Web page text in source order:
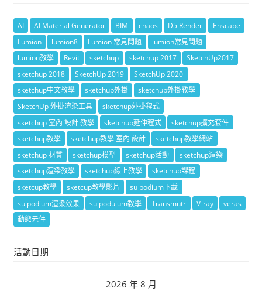
AI AI Material Generator BIM chaos D5 Render
Enscape
Lumion
lumion8 Lumion 常見問題
lumion常見問題
lumion教學
Revit sketchup sketchup 2017
SketchUp2017
sketchup 2018
SketchUp 2019
SketchUp 2020
sketchup中文教學
sketchup外掛
sketchup外掛教學
SketchUp 外掛渲染工具
sketchup外掛程式
sketchup 室內 設計 教學
sketchup延伸程式
sketchup擴充套件
sketchup教學
sketchup教學 室內 設計
sketchup教學網站
sketchup 材質
sketchup模型 sketchup活動
sketchup渲染
sketchup渲染教學
sketchup線上教學
sketchup課程
sketcup教學
sketcup教學影片
su podium下載
su podium渲染效果
su poduium教學 Transmutr V-ray
veras
動態元件
活動日期
2026 年 8 月